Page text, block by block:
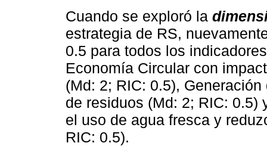
Cuando se exploró la
estrategia de RS,
0.5 para todos los
Economía Circular con
(Md: 2; RIC: 0.5),
de residuos (Md: 2; RIC:
el uso de agua fresca y
RIC: 0.5).